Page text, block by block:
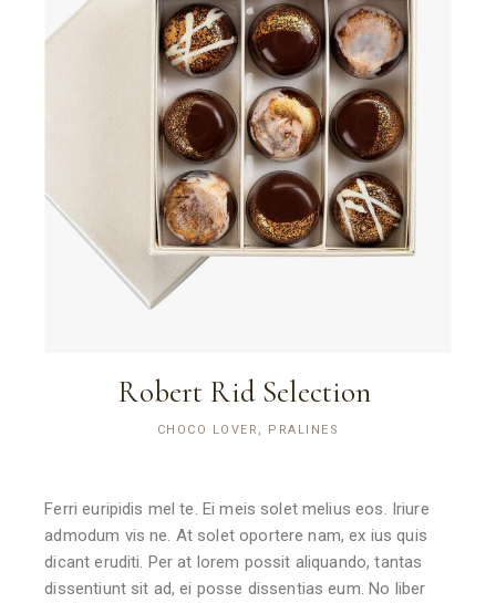
Robert Rid Selection
CHOCO LOVER, PRALINES
Ferri euripidis mel te. Ei meis solet melius eos. Iriure
admodum vis ne. At solet oportere nam, ex ius quis
dicant eruditi. Per at lorem possit aliquando, tantas
dissentiunt sit ad, ei posse dissentias eum. No liber